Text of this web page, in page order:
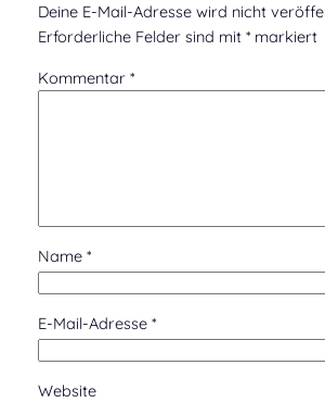
Deine E-Mail-Adresse wird nicht
Erforderliche Felder sind mit *markiert
Kommentar *
Name *
E-Mail-Adresse *
Website